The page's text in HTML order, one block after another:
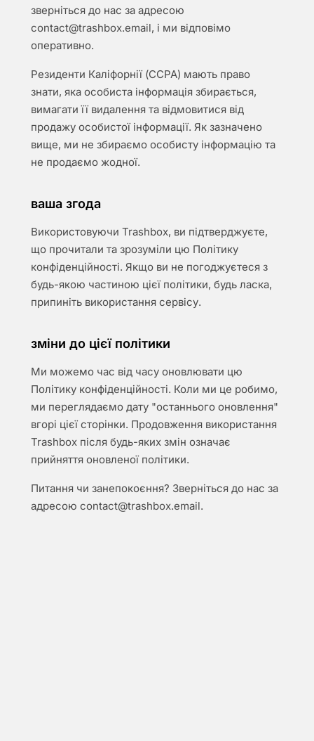
зверніться до нас за адресою
contact@trashbox.email, і ми відповімо
оперативно.
Резиденти Каліфорнії (CCPA) мають право
знати, яка особиста інформація збирається,
вимагати її видалення та відмовитися від
продажу особистої інформації. Як зазначено
вище, ми не збираємо особисту інформацію та
не продаємо жодної.
ваша згода
Використовуючи Trashbox, ви підтверджуєте,
що прочитали та зрозуміли цю Політику
конфіденційності. Якщо ви не погоджуєтеся з
будь-якою частиною цієї політики, будь ласка,
припиніть використання сервісу.
зміни до цієї політики
Ми можемо час від часу оновлювати цю
Політику конфіденційності. Коли ми це робимо,
ми переглядаємо дату "останнього оновлення"
вгорі цієї сторінки. Продовження використання
Trashbox після будь-яких змін означає
прийняття оновленої політики.
Питання чи занепокоєння? Зверніться до нас за
адресою contact@trashbox.email.